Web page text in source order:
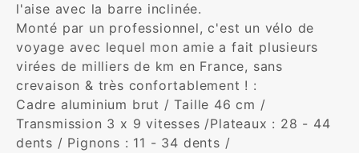
l'aise avec la barre inclinée.
Monté par un professionnel, c'est un vélo de
voyage avec lequel mon amie a fait plusieurs
virées de milliers de km en France, sans
crevaison & très confortablement ! :
Cadre aluminium brut / Taille 46 cm /
Transmission 3 x 9 vitesses /Plateaux : 28 - 44
dents / Pignons : 11 - 34 dents /